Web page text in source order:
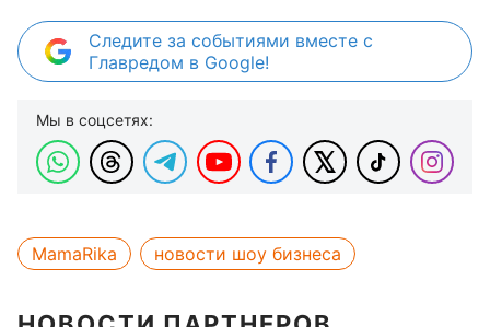
Следите за событиями вместе с
Главредом в Google!
Мы в соцсетях:
MamaRika новости шоу бизнеса